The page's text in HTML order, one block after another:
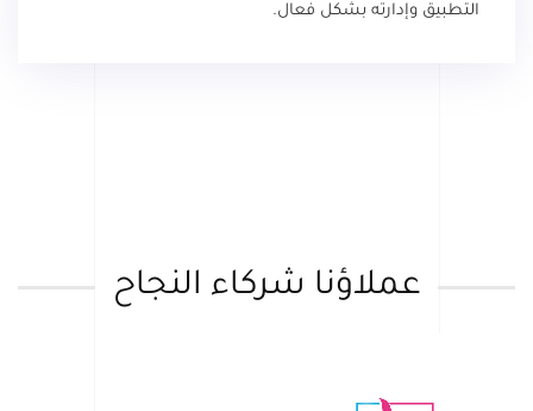
التطبيق وإدارته بشكل فعال.
عملاؤنا شركاء النجاح